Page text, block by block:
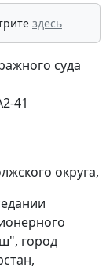
здесь
суда
41
округа,
город